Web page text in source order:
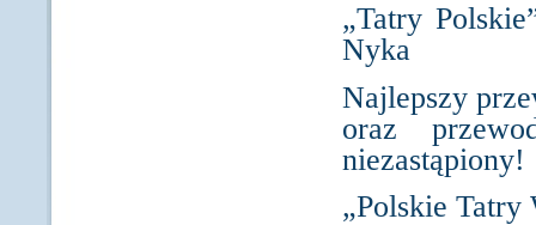
„Tatry
Nyka
Najlepszy
oraz
niezastąpiony!
„Polskie Tatry